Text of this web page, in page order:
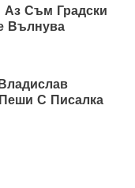
Аз Съм Градски
Вълнува
С Писалка